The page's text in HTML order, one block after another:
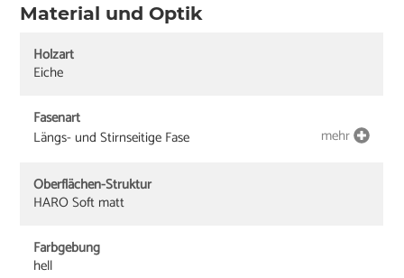
Material und Optik
Holzart
Eiche
Fasenart
Längs- und Stirnseitige Fase
mehr
Oberflächen-Struktur
HARO Soft matt
Farbgebung
hell